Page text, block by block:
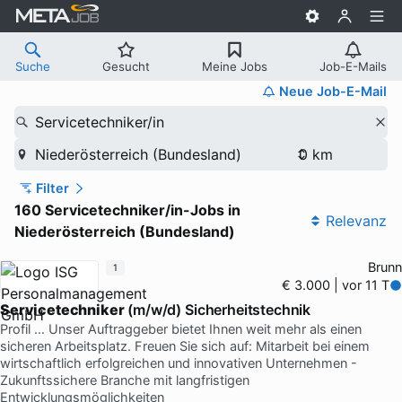
Suche Gesucht Meine Jobs Job-E-Mails
Neue Job-E-Mail
Servicetechniker/in
Niederösterreich (Bundesland)
Filter
160 Servicetechniker/in-Jobs in
Niederösterreich (Bundesland)
Relevanz
Brunn
€ 3.000 | vor 11 T
Servicetechniker(m/w/d) Sicherheitstechnik
Profil … Unser Auftraggeber bietet Ihnen weit mehr als einen
sicheren Arbeitsplatz. Freuen Sie sich auf: Mitarbeit bei einem
wirtschaftlich erfolgreichen und innovativen Unternehmen -
Zukunftssichere Branche mit langfristigen
Entwicklungsmöglichkeiten
1